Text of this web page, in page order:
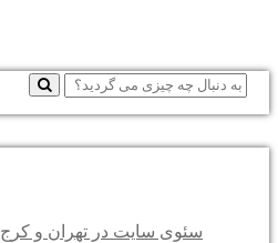
سئوی سایت در تهران و کرج